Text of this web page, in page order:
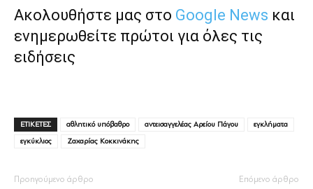
Ακολουθήστε μας στο Google News και
ενημερωθείτε πρώτοι για όλες τις
ειδήσεις
ΕΤΙΚΕΤΕΣ αθλητικό υπόβαθρο αντεισαγγελέας Αρείου Πάγου
εγκλήματα
εγκύκλιος
Ζαχαρίας Κοκκινάκης
Προηγούμενο άρθρο Επόμενο άρθρο